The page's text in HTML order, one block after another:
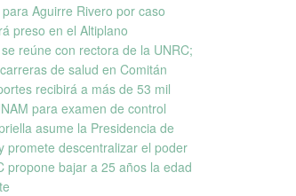
Aguirre Rivero por caso
preso en el Altiplano
reúne con rectora de la UNRC;
de salud en Comitán
recibirá a más de 53 mil
para examen de control
asume la Presidencia de
promete descentralizar el poder
propone bajar a 25 años la edad